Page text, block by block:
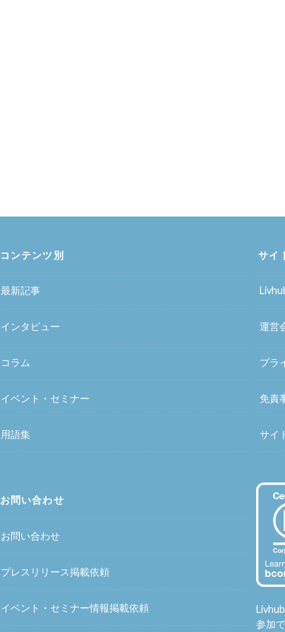
コンテンツ別
最新記事
インタビュー
コラム
イベント・セミナー
用語集
お問い合わせ
お問い合わせ
プレスリリース掲載依頼
イベント・セミナー情報掲載依頼
サイ
運営
プラ
免責
サイ
参加